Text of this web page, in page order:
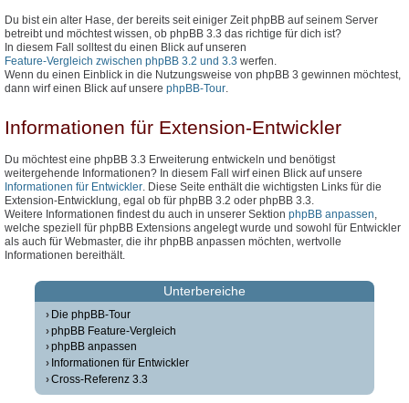
Du bist ein alter Hase, der bereits seit einiger Zeit phpBB auf seinem Server
betreibt und möchtest wissen, ob phpBB 3.3 das richtige für dich ist?
In diesem Fall solltest du einen Blick auf unseren
Feature-Vergleich zwischen phpBB 3.2 und 3.3 werfen.
Wenn du einen Einblick in die Nutzungsweise von phpBB 3 gewinnen möchtest,
dann wirf einen Blick auf unsere phpBB-Tour.
Informationen für Extension-Entwickler
Du möchtest eine phpBB 3.3 Erweiterung entwickeln und benötigst
weitergehende Informationen? In diesem Fall wirf einen Blick auf unsere
Informationen für Entwickler . Diese Seite enthält die wichtigsten Links für die
Extension-Entwicklung, egal ob für phpBB 3.2 oder phpBB 3.3.
Weitere Informationen findest du auch in unserer Sektion phpBB anpassen
welche speziell für phpBB Extensions angelegt wurde und sowohl für Entwickler
als auch für Webmaster, die ihr phpBB anpassen möchten, wertvolle
Informationen bereithält.
Unterbereiche
Die phpBB-Tour
phpBB Feature-Vergleich
phpBB anpassen
Informationen für Entwickler
Cross-Referenz 3.3